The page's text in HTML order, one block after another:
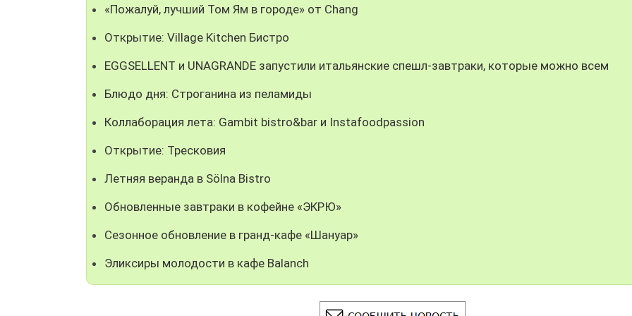
«Пожалуй, лучший Том Ям в городе» от Chang
Открытие: Village Kitchen Бистро
EGGSELLENT и UNAGRANDE запустили итальянские спешл-завтраки, которые можно всем
Блюдо дня: Строганина из пеламиды
Коллаборация лета: Gambit bistro&bar и Instafoodpassion
Открытие: Тресковия
Летняя веранда в Sölna Bistro
Обновленные завтраки в кофейне «ЭКРЮ»
Сезонное обновление в гранд-кафе «Шануар»
Эликсиры молодости в кафе Balanch